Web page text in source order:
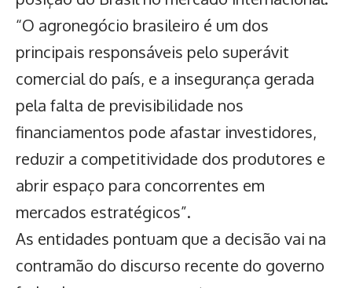
“O agronegócio brasileiro é um dos
principais responsáveis pelo superávit
comercial do país, e a insegurança gerada
pela falta de previsibilidade nos
financiamentos pode afastar investidores,
reduzir a competitividade dos produtores e
abrir espaço para concorrentes em
mercados estratégicos”.
As entidades pontuam que a decisão vai na
contramão do discurso recente do governo